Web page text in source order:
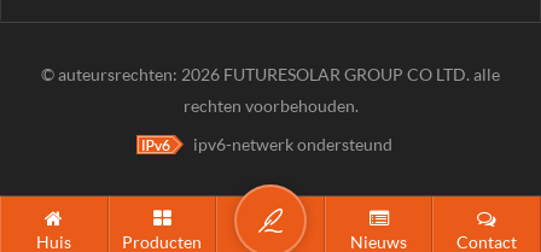
© auteursrechten: 2026 FUTURESOLAR GROUP CO LTD. alle
rechten voorbehouden.
ipv6-netwerk ondersteund
Huis Producten Nieuws Contact